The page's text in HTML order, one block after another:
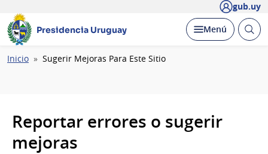
gub.uy
Presidencia Uruguay Desplegar
Menú Abrir
Ruta
Inicio Sugerir Mejoras Para Este Sitio
Reportar errores o sugerir
mejoras